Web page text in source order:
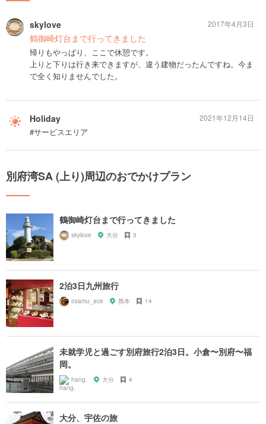
skylove
鶴御崎灯台まで行ってきました
帰りもやっぱり、ここで休憩です。
上りと下りは行き来できますが、違う建物だったんですね。今ま
で全く知りませんでした。
2017年4月3日
Holiday
#サービスエリア
2021年12月14日
別府湾SA (上り)周辺のおでかけプラン
鶴御崎灯台まで行ってきました
skylove 大分 3
2泊3日九州旅行
osamu_ace 熊本 14
未就学児と過ごす別府旅行2泊3日。小倉〜別府〜福
岡。
hang. 大分 4
大分、宇佐の旅